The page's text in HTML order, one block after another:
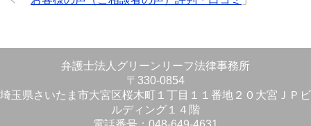
弁護士法人グリーンリーフ法律事務所
〒330-0854
埼玉県さいたま市大宮区桜木町１丁目１１番地２０大宮ＪＰビ
ルディング１４階